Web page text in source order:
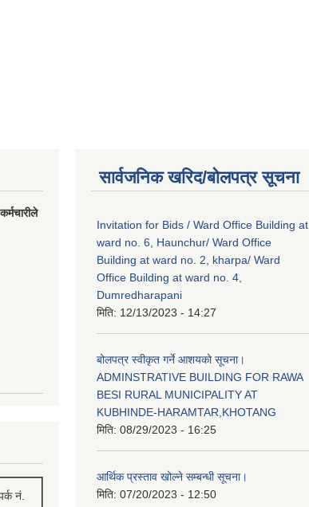
नं.
सार्वजनिक खरिद/बोलपत्र सूचना
Invitation for Bids / Ward Office Building at
ward no. 6, Haunchur/ Ward Office
Building at ward no. 2, kharpa/ Ward
Office Building at ward no. 4,
Dumredharapani
मिति: 12/13/2023 - 14:27
बोलपत्र स्वीकृत गर्ने आशयको सूचना।
ADMINSTRATIVE BUILDING FOR RAWA
BESI RURAL MUNICIPALITY AT
KUBHINDE-HARAMTAR,KHOTANG
मिति: 08/29/2023 - 16:25
आर्थिक प्रस्ताव खोल्ने सम्बन्धी सूचना।
मिति: 07/20/2023 - 12:50